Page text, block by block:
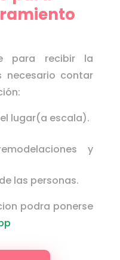
para recibir la
necesario contar
lugar(a escala).
y
las personas.
podra ponerse